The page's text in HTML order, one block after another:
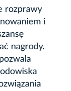
rozprawy
i
nagrody.